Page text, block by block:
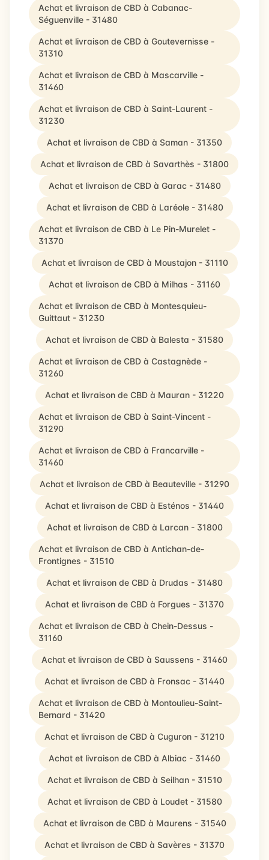
Achat et livraison de CBD à Cabanac-
Séguenville - 31480
Achat et livraison de CBD à Goutevernisse -
31310
Achat et livraison de CBD à Mascarville -
31460
Achat et livraison de CBD à Saint-Laurent -
31230
Achat et livraison de CBD à Saman - 31350
Achat et livraison de CBD à Savarthès - 31800
Achat et livraison de CBD à Garac - 31480
Achat et livraison de CBD à Laréole - 31480
Achat et livraison de CBD à Le Pin-Murelet -
31370
Achat et livraison de CBD à Moustajon - 31110
Achat et livraison de CBD à Milhas - 31160
Achat et livraison de CBD à Montesquieu-
Guittaut - 31230
Achat et livraison de CBD à Balesta - 31580
Achat et livraison de CBD à Castagnède -
31260
Achat et livraison de CBD à Mauran - 31220
Achat et livraison de CBD à Saint-Vincent -
31290
Achat et livraison de CBD à Francarville -
31460
Achat et livraison de CBD à Beauteville - 31290
Achat et livraison de CBD à Esténos - 31440
Achat et livraison de CBD à Larcan - 31800
Achat et livraison de CBD à Antichan-de-
Frontignes - 31510
Achat et livraison de CBD à Drudas - 31480
Achat et livraison de CBD à Forgues - 31370
Achat et livraison de CBD à Chein-Dessus -
31160
Achat et livraison de CBD à Saussens - 31460
Achat et livraison de CBD à Fronsac - 31440
Achat et livraison de CBD à Montoulieu-Saint-
Bernard - 31420
Achat et livraison de CBD à Cuguron - 31210
Achat et livraison de CBD à Albiac - 31460
Achat et livraison de CBD à Seilhan - 31510
Achat et livraison de CBD à Loudet - 31580
Achat et livraison de CBD à Maurens - 31540
Achat et livraison de CBD à Savères - 31370